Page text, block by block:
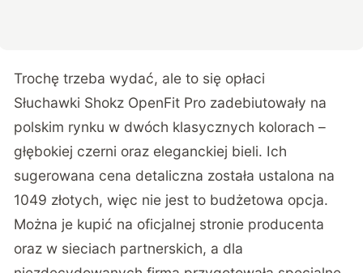
Trochę trzeba wydać, ale to się opłaci
Słuchawki Shokz OpenFit Pro zadebiutowały na
polskim rynku w dwóch klasycznych kolorach –
głębokiej czerni oraz eleganckiej bieli. Ich
sugerowana cena detaliczna została ustalona na
1049 złotych, więc nie jest to budżetowa opcja.
Można je kupić na oficjalnej stronie producenta
oraz w sieciach partnerskich, a dla